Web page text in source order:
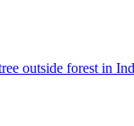
outside forest in